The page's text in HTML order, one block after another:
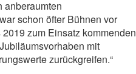
anberaumten
schon öfter Bühnen vor
zum Einsatz kommenden
mit
zurückgreifen.“